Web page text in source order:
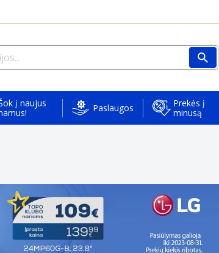
į naujus
Paslaugos
Prekės į
minusą